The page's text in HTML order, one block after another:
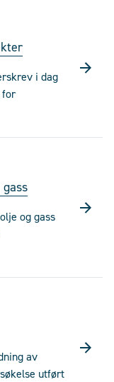
i dag
for
og gass
av
utført